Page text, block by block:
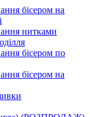
бісером на
нитками
бісером по
бісером на